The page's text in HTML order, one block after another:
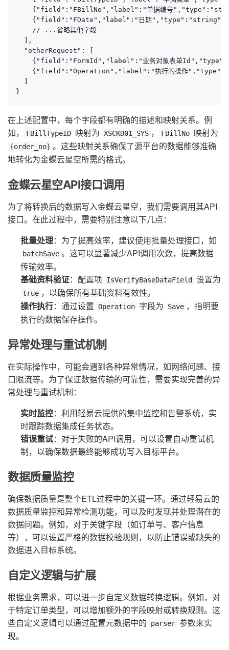
{"field":"FBillNo","label":"单据编号
{"field":"FDate","label":"日期
    // ...省略其他字段
  ],
  "otherRequest": [
{"field":"FormId","label":"业务对象表单
{"field":"Operation","label":"执行的操作
  ]
}
在上述配置中，每个字段都有明确的描述和映射关系。例
如，
FBillTypeID 映射为 XSCKD01_SYS ， FBillNo 映射为
{order_no} 。这些映射关系确保了源平台的数据能够准确
地转化为金蝶云星空所需的格式。
金蝶云星空API接口调用
为了将转换后的数据写入金蝶云星空，我们需要调用其API
接口。在此过程中，需要特别注意以下几点：
批量处理：为了提高效率，建议使用批量处理接口，如
batchSave 。这可以显著减少API调用次数，提高数据
传输效率。
基础资料验证：配置项 IsVerifyBaseDataField 设置为
true ，以确保所有基础资料有效性。
操作执行：通过设置 Operation 字段为 Save ，指明要
执行的数据保存操作。
异常处理与重试机制
在实际操作中，可能会遇到各种异常情况，如网络问题、接
口限流等。为了保证数据传输的可靠性，需要实现完善的异
常处理与重试机制：
实时监控：利用轻易云提供的集中监控和告警系统，实
时跟踪数据集成任务状态。
错误重试：对于失败的API调用，可以设置自动重试机
制，以确保数据最终能够成功写入目标平台。
数据质量监控
确保数据质量是整个ETL过程中的关键一环。通过轻易云的
数据质量监控和异常检测功能，可以及时发现并处理潜在的
数据问题。例如，对于关键字段（如订单号、客户信息
等），可以设置严格的数据校验规则，以防止错误或缺失的
数据进入目标系统。
自定义逻辑与扩展
根据业务需求，可以进一步自定义数据转换逻辑。例如，对
于特定订单类型，可以增加额外的字段映射或转换规则。这
些自定义逻辑可以通过配置元数据中的
parser 参数来实
现。